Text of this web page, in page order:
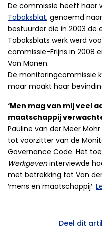
De commissie heeft haar
Tabaksblat, genoemd
bestuurder die in 2003 de
Tabaksblats werk werd
commissie-Frijns in 2008
Van Manen.
De monitoringcommissie
maar maakt haar
‘Men mag van mij veel
maatschappij
Pauline van der Meer
tot voorzitter van de
Governance Code. Het
Werkgeveninterviewde
met betrekking tot Van
′mens en maatschappij′.
Deel dit